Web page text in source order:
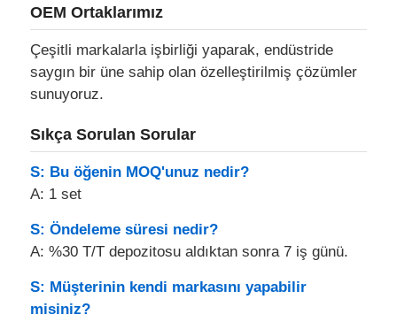
OEM Ortaklarımız
Çeşitli markalarla işbirliği yaparak, endüstride
saygın bir üne sahip olan özelleştirilmiş çözümler
sunuyoruz.
Sıkça Sorulan Sorular
S: Bu öğenin MOQ'unuz nedir?
A: 1 set
S: Öndeleme süresi nedir?
A: %30 T/T depozitosu aldıktan sonra 7 iş günü.
S: Müşterinin kendi markasını yapabilir
misiniz?